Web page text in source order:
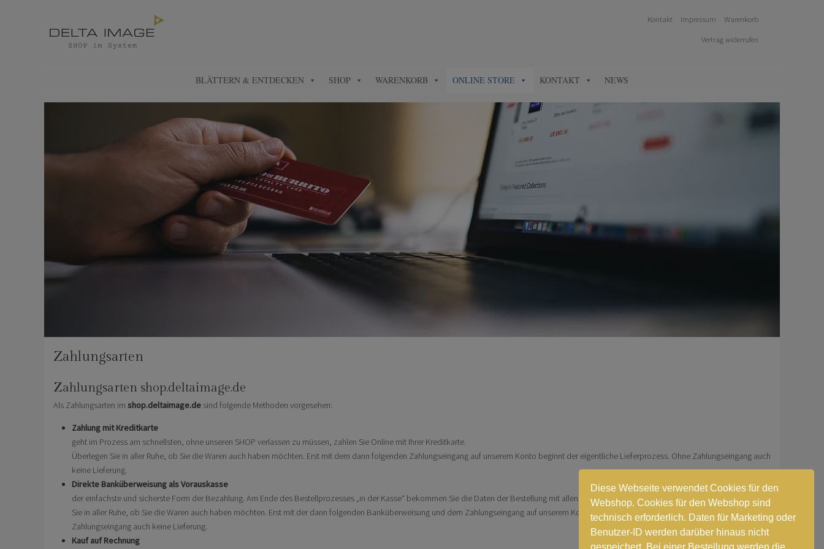
Kontakt Impressum Warenkorb
Vertrag widerrufen
BLÄTTERN & ENTDECKEN SHOP WARENKORB ONLINE STORE KONTAKT NEWS
Zahlungsarten
Zahlungsarten shop.deltaimage.de
Als Zahlungsarten im shop.deltaimage.de sind folgende Methoden vorgesehen:
Zahlung mit Kreditkarte
geht im Prozess am schnellsten, ohne unseren SHOP verlassen zu müssen, zahlen Sie Online mit Ihrer Kreditkarte.
Überlegen Sie in aller Ruhe, ob Sie die Waren auch haben möchten. Erst mit dem dann folgenden Zahlungseingang auf unserem Konto beginnt der eigentliche Lieferprozess. Ohne Zahlungseingang auch
keine Lieferung.
Direkte Banküberweisung als Vorauskasse
der einfachste und sicherste Form der Bezahlung. Am Ende des Bestellprozesses „in der Kasse“ bekommen Sie die Daten der Bestellung mit allen Angaben zur Banküberweisung angezeigt. Überlegen
Sie in aller Ruhe, ob Sie die Waren auch haben möchten. Erst mit der dann folgenden Banküberweisung und dem Zahlungseingang auf unserem Konto beginnt der eigentliche Lieferprozess. Ohne
Zahlungseingang auch keine Lieferung.
Kauf auf Rechnung
Diese Webseite verwendet Cookies für den
Webshop. Cookies für den Webshop sind
technisch erforderlich. Daten für Marketing oder
Benutzer-ID werden darüber hinaus nicht
gespeichert. Bei einer Bestellung werden die